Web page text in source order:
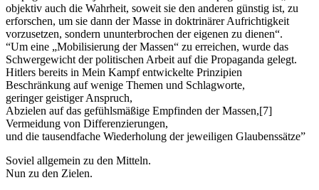
objektiv auch die Wahrheit, soweit sie den anderen günstig ist, zu
erforschen, um sie dann der Masse in doktrinärer Aufrichtigkeit
vorzusetzen, sondern ununterbrochen der eigenen zu dienen“.
“Um eine „Mobilisierung der Massen“ zu erreichen, wurde das
Schwergewicht der politischen Arbeit auf die Propaganda gelegt.
Hitlers bereits in Mein Kampf entwickelte Prinzipien
Beschränkung auf wenige Themen und Schlagworte,
geringer geistiger Anspruch,
Abzielen auf das gefühlsmäßige Empfinden der Massen,[7]
Vermeidung von Differenzierungen,
und die tausendfache Wiederholung der jeweiligen Glaubenssätze”
Soviel allgemein zu den Mitteln.
Nun zu den Zielen.